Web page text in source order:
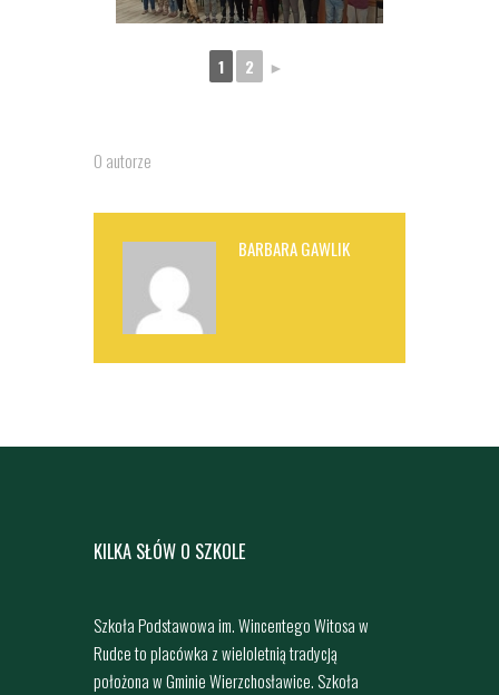
1 2 ►
O autorze
BARBARA GAWLIK
KILKA SŁÓW O SZKOLE
Szkoła Podstawowa im. Wincentego Witosa w
Rudce to placówka z wieloletnią tradycją
położona w Gminie Wierzchosławice. Szkoła